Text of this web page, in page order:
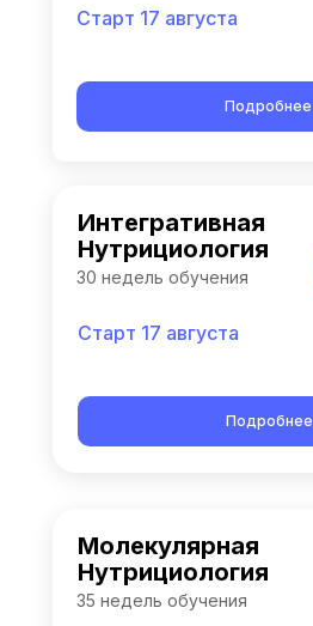
Интегративная
Нутрициология
Старт 17 августа
Подробнее
30 недель обучения
Старт 17 августа
Подробнее
Молекулярная
Нутрициология
35 недель обучения